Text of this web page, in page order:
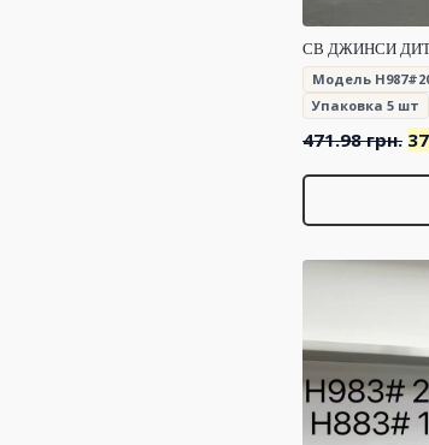
СВ ДЖИНСИ
Модель
Упаковка 5 шт
471.98грн.